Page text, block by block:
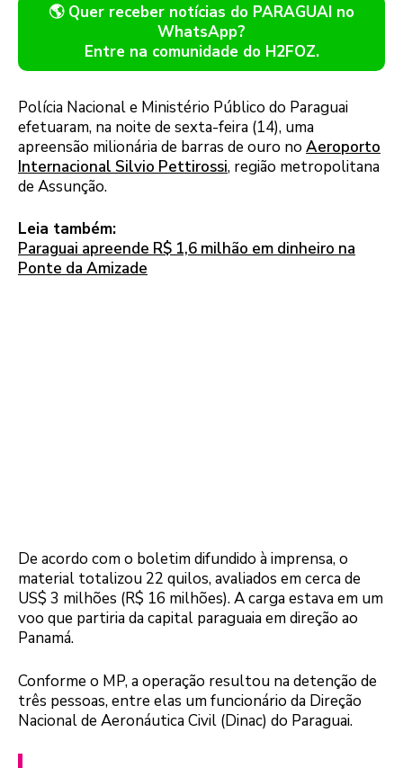
🌎 Quer receber notícias do PARAGUAI no
WhatsApp?
Entre na comunidade do H2FOZ.
Polícia Nacional e Ministério Público do Paraguai
efetuaram, na noite de sexta-feira (14), uma
apreensão milionária de barras de ouro no Aeroporto
Internacional Silvio Pettirossi, região metropolitana
de Assunção.
Leia também:
Paraguai apreende R$ 1,6 milhão em dinheiro na
Ponte da Amizade
De acordo com o boletim difundido à imprensa, o
material totalizou 22 quilos, avaliados em cerca de
US$ 3 milhões (R$ 16 milhões). A carga estava em um
voo que partiria da capital paraguaia em direção ao
Panamá.
Conforme o MP, a operação resultou na detenção de
três pessoas, entre elas um funcionário da Direção
Nacional de Aeronáutica Civil (Dinac) do Paraguai.